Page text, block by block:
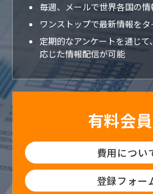
毎週、メールで世界各国の
ワンストップで最新情報を
定期的なアンケートを通じ
応じた情報配信が可能
有料会
費用につい
登録フォー